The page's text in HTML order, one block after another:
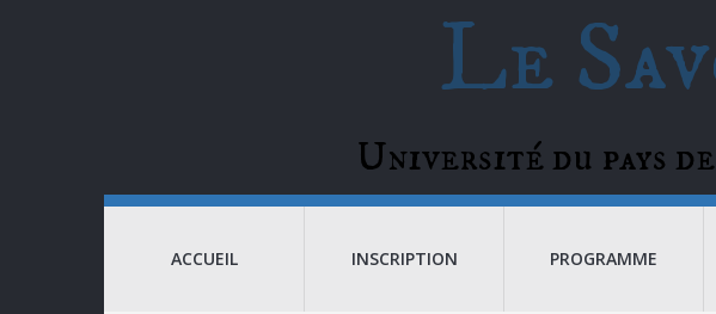
Le
Université du pays
ACCUEIL INSCRIPTION PROGRAMME